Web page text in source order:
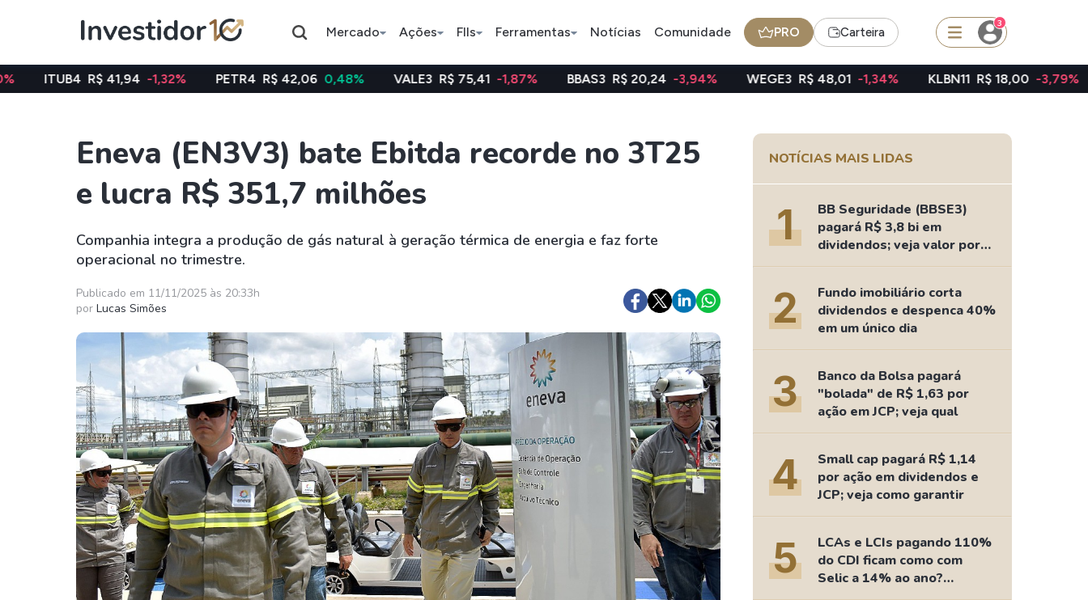
Mercado Ações FIIs Ferramentas Notícias Comunidade PRO Carteira
3
Assuntos do momento
Índice
Ibovespa
Índice
Selic
Índice
Bradesco TRXF11
Ações
Taesa
Itausa
Ambev
Weg
Klabin
Petrobrás
Ver todos
FIIs
XPML11
HGLG11
XPLG11
KNRI11
KNCR11
Ver todos
SMAL11
HASH11
GOLD11
XINA11
Ver todos
Amazon
Google
Meta
Coca-Cola
Ver todos
Criptomoedas
Bitcoin
Ethereum
Binance Coin - BNB
Dogecoin
Solana
Cardano
Ver todos
Ideias
Agenda de Dividendos
Radar do Dividendo Inteligente
As Ações Mais Buscadas
Guia do Iniciante
R$ 41,94 -1,32% PETR4 R$ 42,06 0,48% VALE3 R$ 75,41 -1,87% BBAS3 R$ 20,24 -3,94% WEGE3 R$ 48,01 -1,34% KLBN11 R$ 18,00 -3,79% TAEE11
Eneva (EN3V3) bate Ebitda recorde no 3T25
e lucra R$ 351,7 milhões
Companhia integra a produção de gás natural à geração térmica de energia e faz forte
operacional no trimestre.
Publicado em 11/11/2025 às 20:33h
por Lucas Simões
NOTÍCIAS MAIS LIDAS
1
BB Seguridade (BBSE3)
pagará R$ 3,8 bi em
dividendos; veja valor por
ação
2
Fundo imobiliário corta
dividendos e despenca 40%
em um único dia
3
Banco da Bolsa pagará
"bolada" de R$ 1,63 por
ação em JCP; veja qual
4
Small cap pagará R$ 1,14
por ação em dividendos e
JCP; veja como garantir
5
LCAs e LCIs pagando 110%
do CDI ficam como com
Selic a 14% ao ano?
Fizemos as contas